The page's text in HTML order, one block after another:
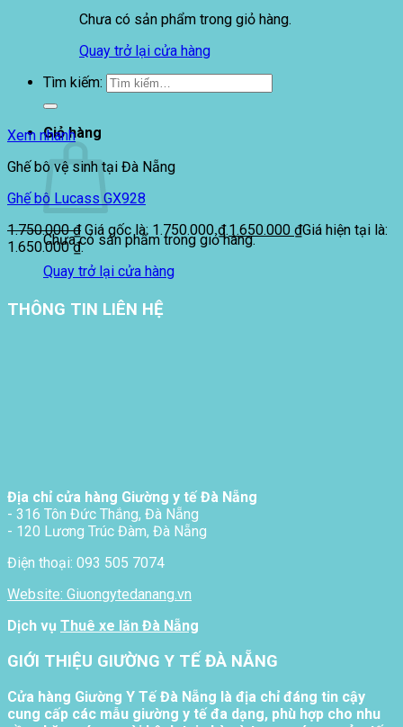
Chưa có sản phẩm trong giỏ hàng.
Quay trở lại cửa hàng
Tìm kiếm:
Giỏ hàng
Chưa có sản phẩm trong giỏ hàng.
Quay trở lại cửa hàng
Xem nhanh
Ghế bô vệ sinh tại Đà Nẵng
Ghế bô Lucass GX928
1.750.000₫ Giá gốc là: 1.750.000 ₫.1.650.000 ₫Giá hiện tại là:
1.650.000 ₫.
THÔNG TIN LIÊN HỆ
Địa chỉ cửa hàng Giường y tế Đà Nẵng
- 316 Tôn Đức Thắng, Đà Nẵng
- 120 Lương Trúc Đàm, Đà Nẵng
Điện thoại: 093 505 7074
Website: Giuongytedanang.vn
Dịch vụ Thuê xe lăn Đà Nẵng
GIỚI THIỆU GIƯỜNG Y TẾ ĐÀ NẴNG
Cửa hàng Giường Y Tế Đà Nẵng là địa chỉ đáng tin cậy
cung cấp các mẫu giường y tế đa dạng, phù hợp cho nhu